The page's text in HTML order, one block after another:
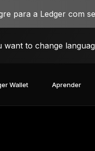
para a Ledger com
want to change
Wallet Aprender